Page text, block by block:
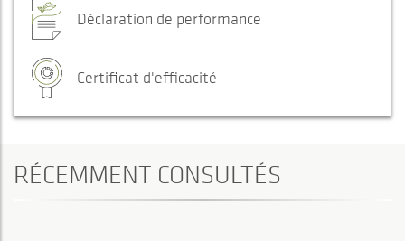
Déclaration de performance
Certificat d'efficacité
RÉCEMMENT CONSULTÉS